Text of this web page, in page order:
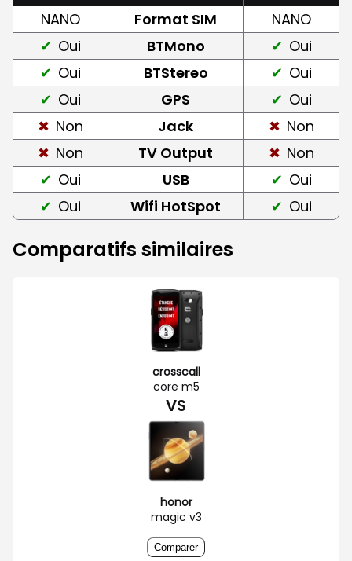
NANO Format SIM
NANO
Oui
BTMono
Oui
Oui
BTStereo
Oui
Oui
GPS
Oui
Non
Jack
Non
Non
TV Output
Non
Oui
USB
Oui
Oui
Wifi HotSpot Oui
Comparatifs similaires
crosscall
core m5
VS
honor
magic v3
Comparer